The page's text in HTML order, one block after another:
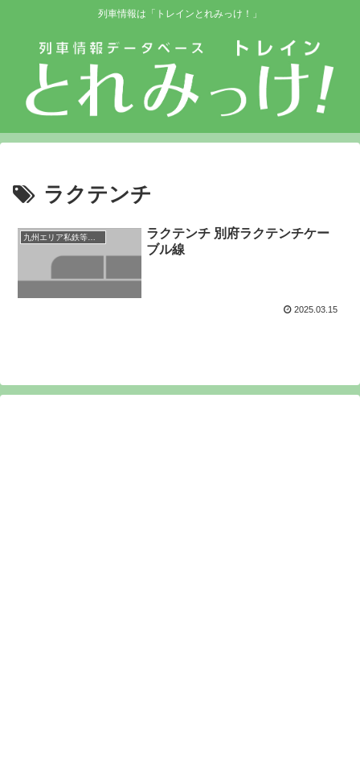
列車情報は「トレインとれみっけ！」
ラクテンチ
九州エリア私鉄等路線
ラクテンチ 別府ラクテンチケー
ブル線
2025.03.15